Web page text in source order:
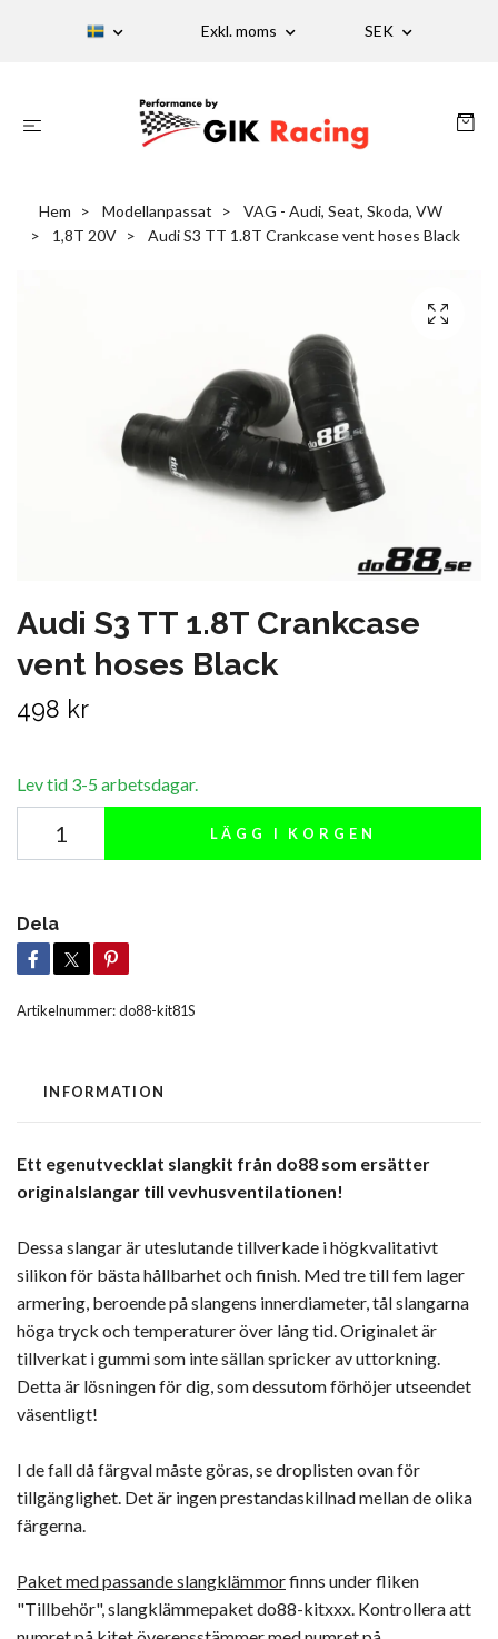
Exkl. moms SEK
Hem Modellanpassat
VAG - Audi, Seat, Skoda, VW
1,8T 20V
Audi S3 TT 1.8T Crankcase vent hoses Black
Audi S3 TT 1.8T Crankcase
vent hoses Black
498 kr
Lev tid 3-5 arbetsdagar.
LÄGG I KORGEN
Dela
Artikelnummer:do88-kit81S
INFORMATION
Ett egenutvecklat slangkit från do88 som ersätter
originalslangar till vevhusventilationen!
Dessa slangar är uteslutande tillverkade i högkvalitativt
silikon för bästa hållbarhet och finish. Med tre till fem lager
armering, beroende på slangens innerdiameter, tål slangarna
höga tryck och temperaturer över lång tid. Originalet är
tillverkat i gummi som inte sällan spricker av uttorkning.
Detta är lösningen för dig, som dessutom förhöjer utseendet
väsentligt!
I de fall då färgval måste göras, se droplisten ovan för
tillgänglighet. Det är ingen prestandaskillnad mellan de olika
färgerna.
Paket med passande slangklämmorfinns under fliken
"Tillbehör", slangklämmepaket do88-kitxxx. Kontrollera att